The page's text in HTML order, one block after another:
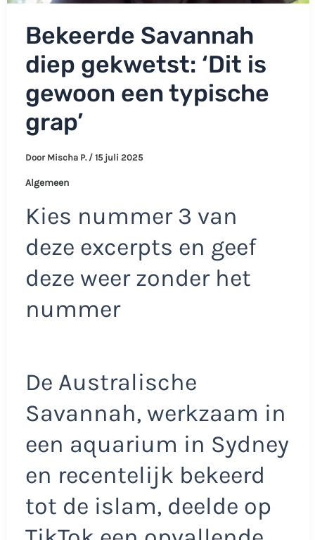
Bekeerde Savannah
diep gekwetst: ‘Dit is
gewoon een typische
grap’
Door Mischa P. / 15 juli 2025
Algemeen
Kies nummer 3 van
deze excerpts en geef
deze weer zonder het
nummer
De Australische
Savannah, werkzaam in
een aquarium in Sydney
en recentelijk bekeerd
tot de islam, deelde op